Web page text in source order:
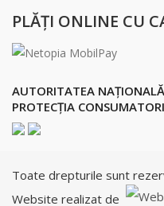
PLĂŢI ONLINE CU
AUTORITATEA
PROTECȚIA
Toate drepturile sunt
Website realizat de